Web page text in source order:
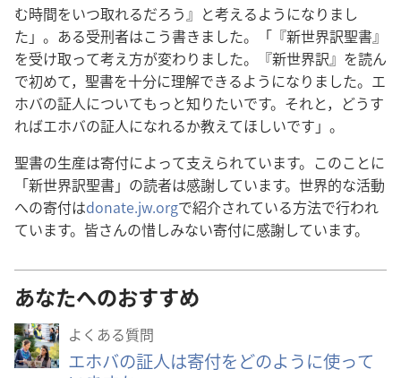
む時間をいつ取れるだろう』と考えるようになりまし
た」。ある受刑者はこう書きました。「『新世界訳聖書』
を受け取って考え方が変わりました。『新世界訳』を読ん
で初めて， 聖書を十分に理解できるようになりました。エ
ホバの証人についてもっと知りたいです。それと，どうす
ればエホバの証人になれるか教えてほしいです」。
聖書の生産は寄付によって支えられています。このことに
「新世界訳聖書 」の読者は感謝しています。 世界的な活動
への寄付はdonate.jw.orgで紹介されている方法で行われ
ています。 皆さんの惜しみない寄付に感謝しています。
あなたへのおすすめ
よくある質問
エホバの証人は寄付をどのように使って